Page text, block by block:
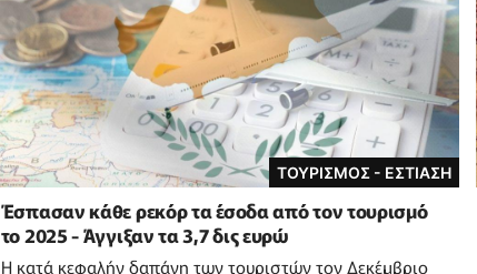
ΤΟΥΡΙΣΜΟΣ - ΕΣΤΙΑΣΗ
Έσπασαν κάθε ρεκόρ τα έσοδα από τον τουρισμό
το 2025 - Άγγιξαν τα 3,7 δις ευρώ
Η κατά κεφαλήν δαπάνη των τουριστών τον Δεκέμβριο